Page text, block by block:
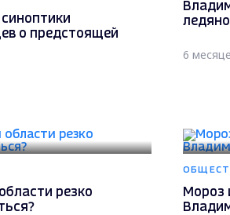
о предстоящей
6
резко
Мороз